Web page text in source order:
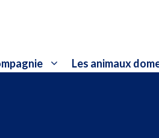
Les animaux